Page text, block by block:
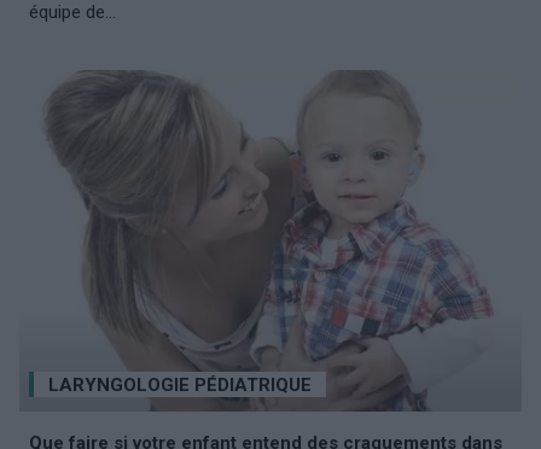
équipe de...
LARYNGOLOGIE PÉDIATRIQUE
Que faire si votre enfant entend des craquements dans